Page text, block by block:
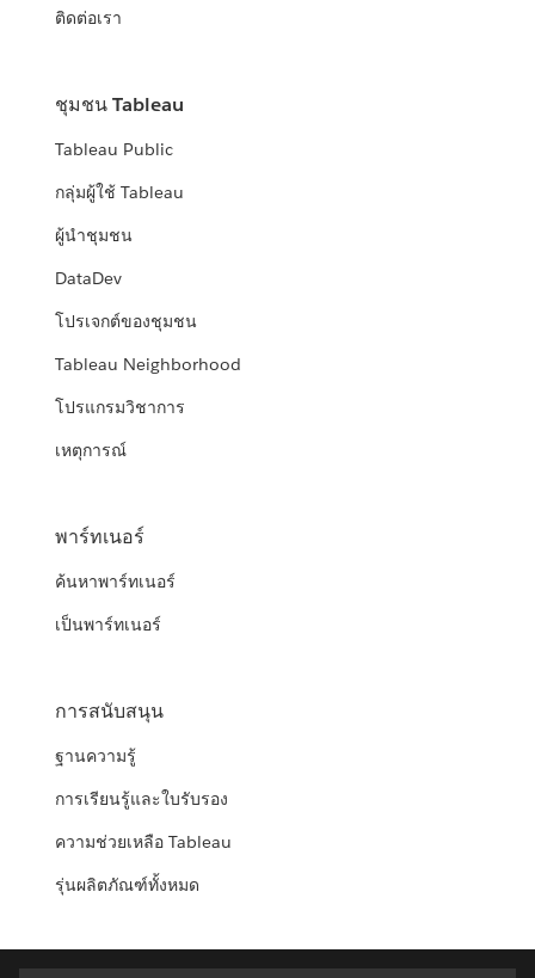
ติดต่อเรา
ชุมชน Tableau
Tableau Public
กลุ่มผู้ใช้ Tableau
ผู้นำชุมชน
DataDev
โปรเจกต์ของชุมชน
Tableau Neighborhood
โปรแกรมวิชาการ
เหตุการณ์
พาร์ทเนอร์
ค้นหาพาร์ทเนอร์
เป็นพาร์ทเนอร์
การสนับสนุน
ฐานความรู้
การเรียนรู้และใบรับรอง
ความช่วยเหลือ Tableau
รุ่นผลิตภัณฑ์ทั้งหมด